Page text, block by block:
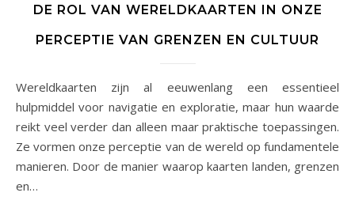
DE ROL VAN WERELDKAARTEN IN ONZE
PERCEPTIE VAN GRENZEN EN CULTUUR
Wereldkaarten zijn al eeuwenlang een essentieel
hulpmiddel voor navigatie en exploratie, maar hun waarde
reikt veel verder dan alleen maar praktische toepassingen.
Ze vormen onze perceptie van de wereld op fundamentele
manieren. Door de manier waarop kaarten landen, grenzen
en…